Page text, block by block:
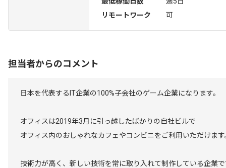
リモートワーク
可
担当者からのコメント
日本を代表するIT企業の100%子会社のゲーム企業になります。
オフィスは2019年3月に引っ越したばかりの自社ビルで
オフィス内のおしゃれなカフェやコンビニをご利用いただけます
技術力が高く、新しい技術を常に取り入れて制作している企業